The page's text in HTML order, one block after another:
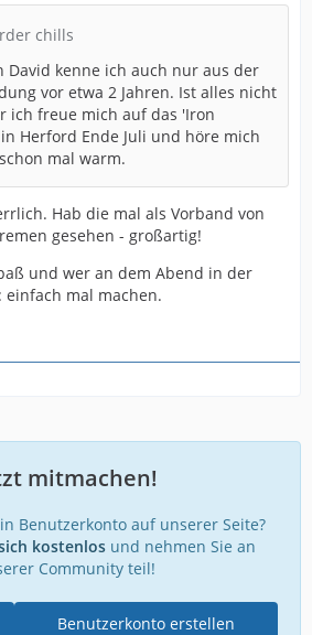
chills
David kenne ich auch nur aus der
vor etwa 2 Jahren. Ist alles nicht
ich freue mich auf das 'Iron
Herford Ende Juli und höre mich
mal warm.
Hab die mal als Vorband von
gesehen - großartig!
und wer an dem Abend in der
mal machen.
mitmachen!
Benutzerkonto auf unserer Seite?
kostenlosund nehmen Sie an
Community teil!
Benutzerkonto erstellen